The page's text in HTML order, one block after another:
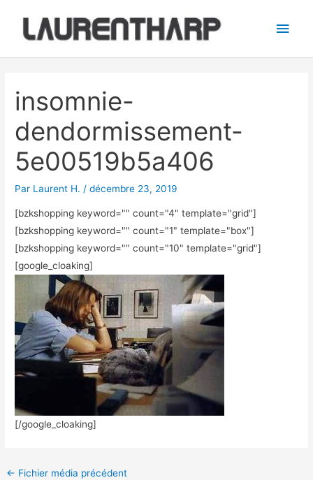
contenu
insomnie-
dendormissement-
5e00519b5a406
Par Laurent H. /décembre 23, 2019
[bzkshopping keyword="" count="4" template="grid"]
[bzkshopping keyword="" count="1" template="box"]
[bzkshopping keyword="" count="10" template="grid"]
[google_cloaking]
[/google_cloaking]
articles
← Fichier média précédent